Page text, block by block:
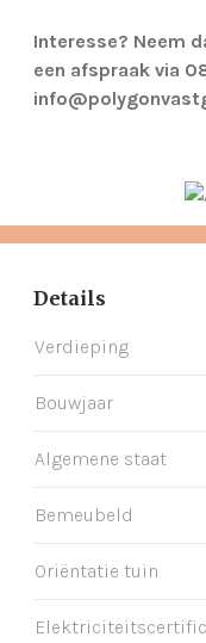
Interesse? Neem
een afspraak via
Details
Verdieping
Bouwjaar
Algemene staat
Bemeubeld
Oriëntatie tuin